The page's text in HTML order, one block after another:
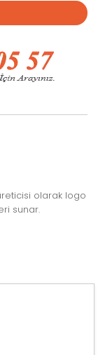
olarak logo
sunar.